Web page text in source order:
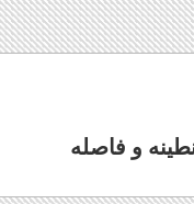
قرنطینه و فاصله